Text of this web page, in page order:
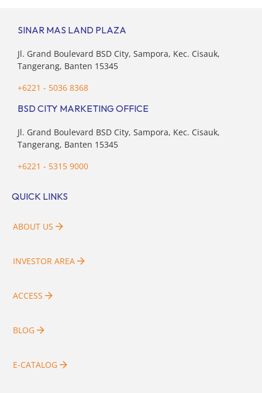
SINAR MAS LAND PLAZA
Jl. Grand Boulevard BSD City, Sampora, Kec. Cisauk,
Tangerang, Banten 15345
+6221 - 5036 8368
BSD CITY MARKETING OFFICE
Jl. Grand Boulevard BSD City, Sampora, Kec. Cisauk,
Tangerang, Banten 15345
+6221 - 5315 9000
QUICK LINKS
ABOUT US
INVESTOR AREA
ACCESS
BLOG
E-CATALOG